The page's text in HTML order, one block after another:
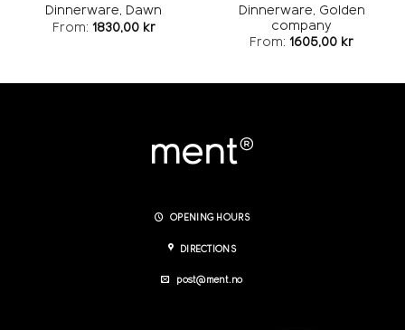
Dinnerware, Dawn
From: 1830,00 kr
Dinnerware, Golden
company
From: 1605,00 kr
OPENING HOURS
DIRECTIONS
post@ment.no